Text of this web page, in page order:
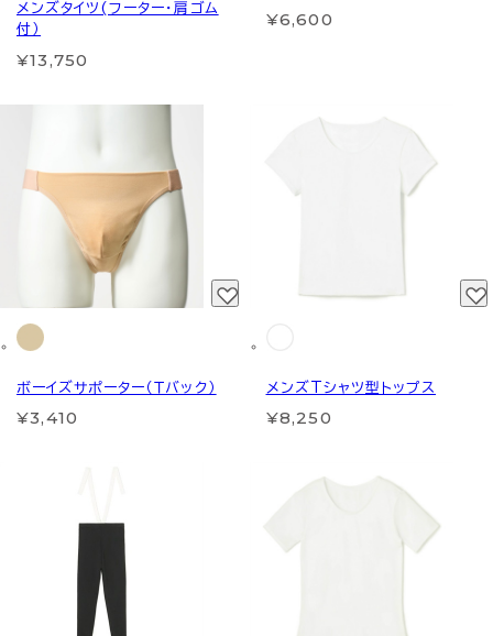
メンズタイツ(フーター・肩ゴム
付）
¥13,750
¥6,600
ボーイズサポーター（Ｔバック）
¥3,410
メンズTシャツ型トップス
¥8,250